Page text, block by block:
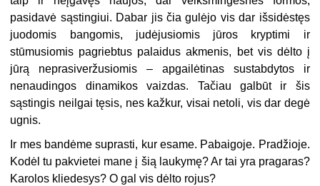
pasidavė sąstingiui. Dabar jis čia gulėjo vis dar išsidėstęs
juodomis bangomis, judėjusiomis jūros kryptimi ir
stūmusiomis pagriebtus palaidus akmenis, bet vis dėlto į
jūrą neprasiveržusiomis – apgailėtinas sustabdytos ir
nenaudingos dinamikos vaizdas. Tačiau galbūt ir šis
sąstingis neilgai tęsis, nes kažkur, visai netoli, vis dar degė
ugnis.
Ir mes bandėme suprasti, kur esame. Pabaigoje. Pradžioje.
Kodėl tu pakvietei mane į šią laukymę? Ar tai yra pragaras?
Karolos kliedesys? O gal vis dėlto rojus?